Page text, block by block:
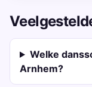
Welke
Arnhem?